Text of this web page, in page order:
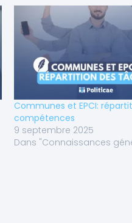
Communes et EPCI:
compétences
9 septembre 2025
Dans "Connaissances